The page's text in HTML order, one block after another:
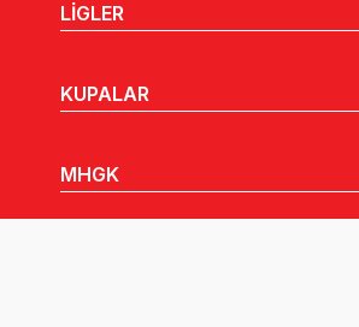
LİGLER
KUPALAR
MHGK